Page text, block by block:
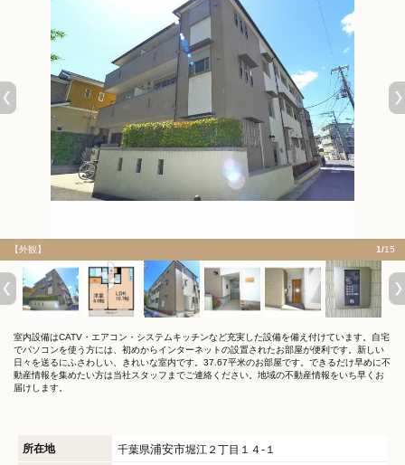
【外観】 1/15
室内設備はCATV・エアコン・システムキッチンなど充実した設備を備え付けています。自宅
でパソコンを使う方には、初めからインターネットの設置されたお部屋が便利です。新しい
日々を送るにふさわしい、きれいな室内です。37.67平米のお部屋です。できるだけ早めに不
動産情報を集めたい方は当社スタッフまでご連絡ください。地域の不動産情報をいち早くお
届けします。
所在地 千葉県浦安市堀江２丁目１４-１
ログイン 会員登録